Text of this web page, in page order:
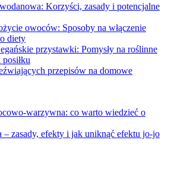
Korzyści, zasady i potencjalne
owoców: Sposoby na włączenie
diety
przystawki: Pomysły na roślinne
przepisów na domowe
warzywna: co warto wiedzieć o
– zasady, efekty i jak uniknąć efektu jo-jo